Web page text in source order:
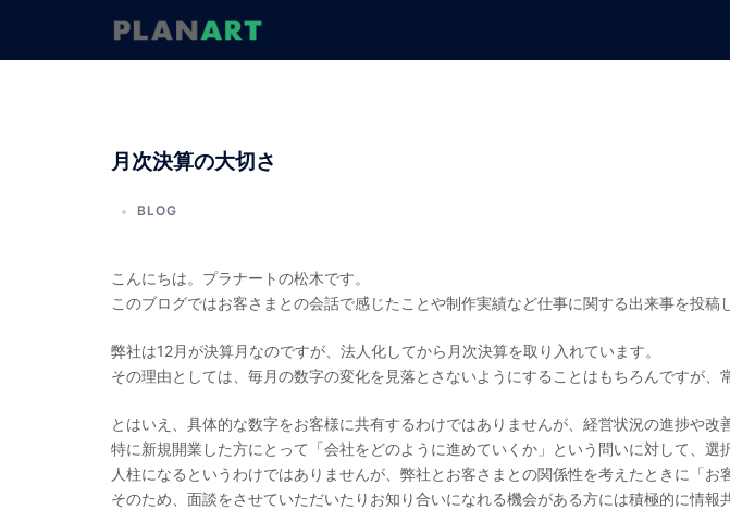
テ
月次決算の大切さ
BLOG
こんにちは。プラナートの松木です。
このブログではお客さまとの会話で感じたことや制作実績など仕事に関する出来事を投稿
弊社は12月が決算月なのですが、法人化してから月次決算を取り入れています。
その理由としては、毎月の数字の変化を見落とさないようにすることはもちろんですが
とはいえ、具体的な数字をお客様に共有するわけではありませんが、経営状況の進捗や
特に新規開業した方にとって「会社をどのように進めていくか」という問いに対して、選
人柱になるというわけではありませんが、弊社とお客さまとの関係性を考えたときに「
そのため、面談をさせていただいたりお知り合いになれる機会がある方には積極的に情